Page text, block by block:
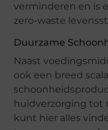
verminderen en is
zero-waste
Duurzame
Naast
ook een breed
huidverzorging tot
kunt hier alles